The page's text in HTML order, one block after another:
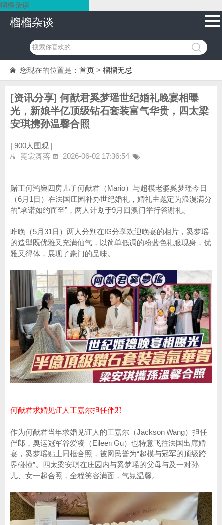
榴榴杂谈
榴榴杂谈
您现在的位置是： 首页 > 榴榴无忌
[资讯分享] 何猷君奚梦瑶世纪婚礼晚宴相曝
光，新娘半亿顶级钻石套装富气华贵，四太梁
安琪携孙温馨合照
| 900人围观 |
霓裳舞落
2026-06-02 17:36:54
赌王何鸿燊四房儿子何猷君（Mario）与超模老婆奚梦瑶今日
（6月1日）在法国庄园补办世纪婚礼，婚礼主题定为浪漫满分
的“承诺如约而至”，两人计划于9月回澳门举行答谢礼。
昨晚（5月31日）两人分别在IG分享欢迎晚宴的相片，奚梦瑶
的造型既优雅又充满仙气，以简单低调的粉蓝色礼服现身，优
雅又得体，展现了豪门的品味。
何猷君求婚见证人王嘉尔担任伴郎
作为何猷君当年求婚见证人的王嘉尔（Jackson Wang）担任
伴郎，奥运冠军谷爱凌（Eileen Gu）也特意飞往法国出席婚
宴，奚梦瑶贴上同框合照，被网民誉为“超模与冠军的顶级跨
界碰撞”。四太梁安琪在庄园内与奚梦瑶的父母与及一对孙
儿、女一起合照，全程笑容满面，气氛温馨。